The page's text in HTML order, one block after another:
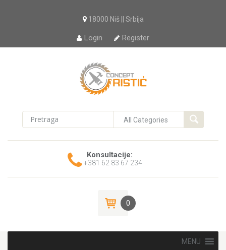
18000 Niš || Srbija
Login Register
Konsultacije:
+381 62 83 67 234
0
Skip to content
MENU